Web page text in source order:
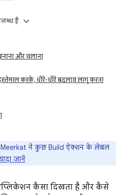
है
और चलाना
करके, धीरे-धीरे बदलाव लागू करना
Meerkat ने कुछ Build ऐक्शन के लेबल
जानें
कैसा दिखता है और कैसे